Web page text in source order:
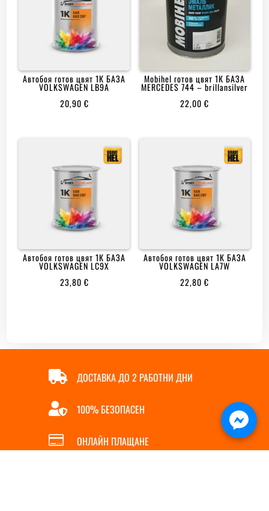
Автобоя готов цвят 1К БАЗА
VOLKSWAGEN LB9A
20,90€
Mobihеl готов цвят 1К БАЗА
MERCEDES 744 – brillansilver
22,00€
Автобоя готов цвят 1К БАЗА
VOLKSWAGEN LC9X
23,80€
Автобоя готов цвят 1К БАЗА
VOLKSWAGEN LA7W
22,80€
 ДОСТАВКА ДО 2 РАБОТНИ ДНИ
 100% БЕЗОПАСЕН
 ОНЛАЙН ПЛАЩАНЕ